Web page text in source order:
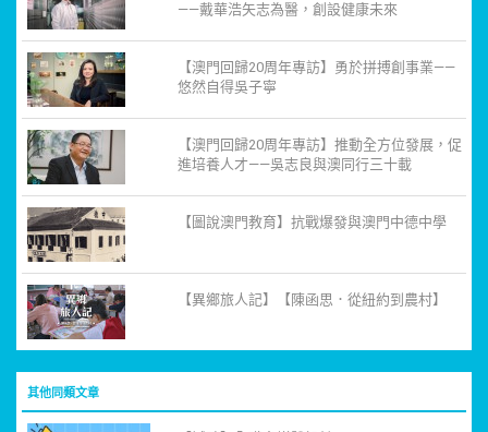
——戴華浩矢志為醫，創設健康未來
【澳門回歸20周年專訪】勇於拼搏創事業——
悠然自得吳子寧
【澳門回歸20周年專訪】推動全方位發展，促
進培養人才——吳志良與澳同行三十載
【圖說澳門教育】抗戰爆發與澳門中德中學
【異鄉旅人記】【陳函思．從紐約到農村】
其他同類文章